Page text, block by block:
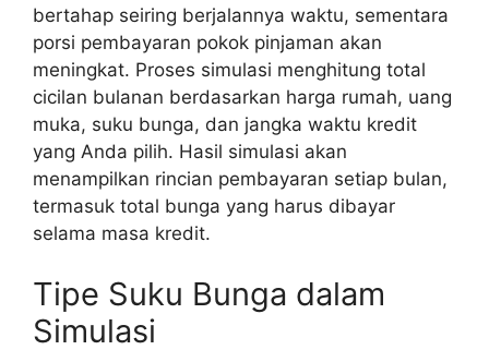
bertahap seiring berjalannya waktu, sementara
porsi pembayaran pokok pinjaman akan
meningkat. Proses simulasi menghitung total
cicilan bulanan berdasarkan harga rumah, uang
muka, suku bunga, dan jangka waktu kredit
yang Anda pilih. Hasil simulasi akan
menampilkan rincian pembayaran setiap bulan,
termasuk total bunga yang harus dibayar
selama masa kredit.
Tipe Suku Bunga dalam
Simulasi